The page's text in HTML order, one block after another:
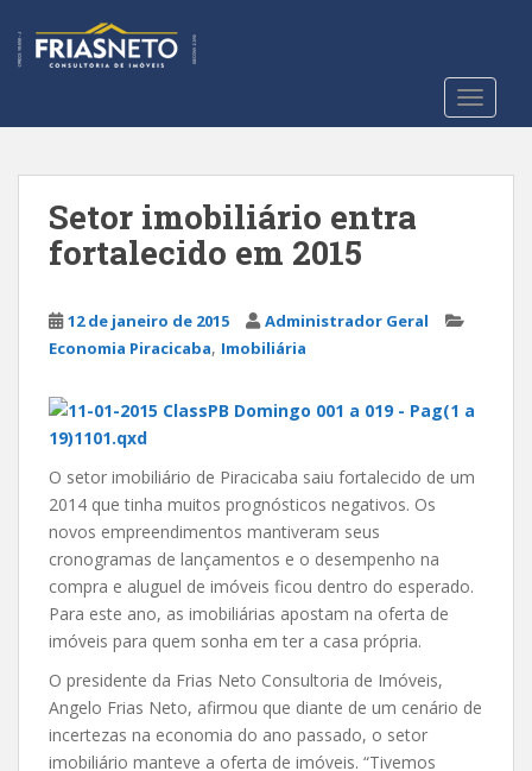
t
Setor imobiliário entra
fortalecido em 2015
12 de janeiro de 2015
Administrador Geral
Economia Piracicaba, Imobiliária
O setor imobiliário de Piracicaba saiu fortalecido de um
2014 que tinha muitos prognósticos negativos. Os
novos empreendimentos mantiveram seus
cronogramas de lançamentos e o desempenho na
compra e aluguel de imóveis ficou dentro do esperado.
Para este ano, as imobiliárias apostam na oferta de
imóveis para quem sonha em ter a casa própria.
O presidente da Frias Neto Consultoria de Imóveis,
Angelo Frias Neto, afirmou que diante de um cenário de
incertezas na economia do ano passado, o setor
imobiliário manteve a oferta de imóveis. “Tivemos